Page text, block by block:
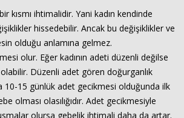
kısmı ihtimalidir. Yani kadın kendinde
hissedebilir. Ancak bu değişiklikler ve
olduğu anlamına gelmez.
olur. Eğer kadının adeti düzenli değilse
Düzenli adet gören doğurganlık
10-15 günlük adet gecikmesi olduğunda ilk
olması olasılığıdır. Adet gecikmesiyle
olursa gebelik ihtimali daha da artar.
İLETİŞİM